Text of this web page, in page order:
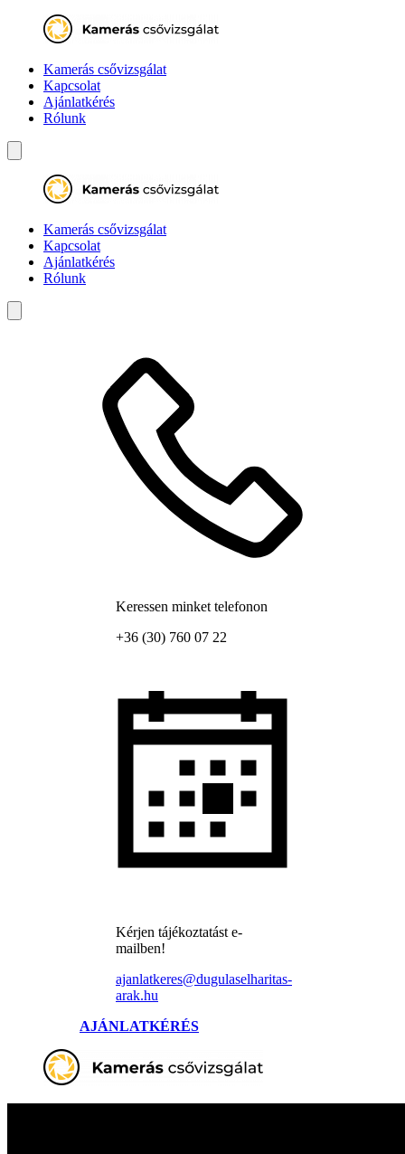
Kamerás csővizsgálat
Kapcsolat
Ajánlatkérés
Rólunk
Kamerás csővizsgálat
Kapcsolat
Ajánlatkérés
Rólunk
Keressen minket telefonon
+36 (30) 760 07 22
Kérjen tájékoztatást e-
mailben!
ajanlatkeres@dugulaselharitas-
arak.hu
AJÁNLATKÉRÉS